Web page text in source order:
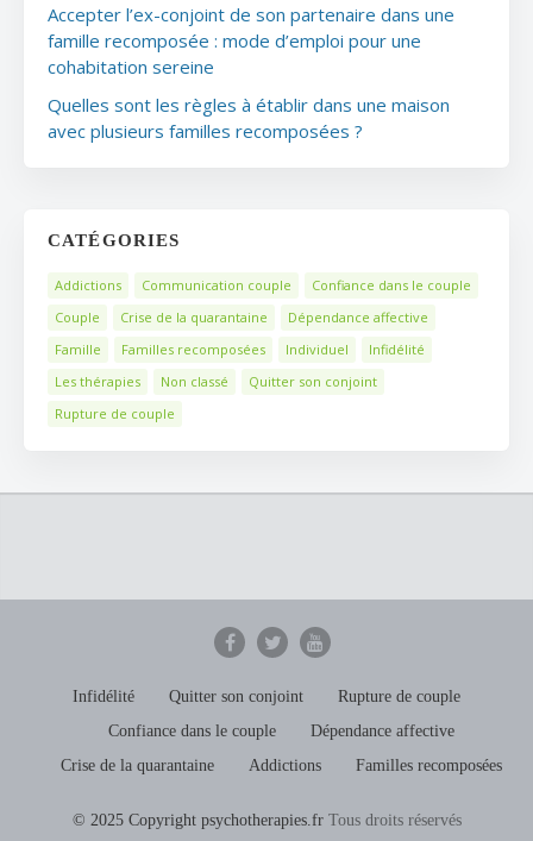
Accepter l’ex-conjoint de son partenaire dans une
famille recomposée : mode d’emploi pour une
cohabitation sereine
Quelles sont les règles à établir dans une maison
avec plusieurs familles recomposées ?
CATÉGORIES
Addictions Communication couple
Confiance dans le couple
Couple
Crise de la quarantaine
Dépendance affective
Famille
Familles recomposées Individuel
Infidélité
Les thérapies
Non classé
Quitter son conjoint
Rupture de couple
Infidélité Quitter son conjoint
Rupture de couple
Confiance dans le couple
Dépendance affective
Crise de la quarantaine
Addictions Familles recomposées
© 2025 Copyright psychotherapies.frTous droits réservés